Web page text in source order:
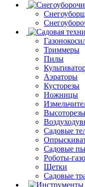
Триммеры
Пилы
Аэраторы
Кусторезы
Ножницы
Садовые
Садовые
Роботы-
Щетки
Садовые